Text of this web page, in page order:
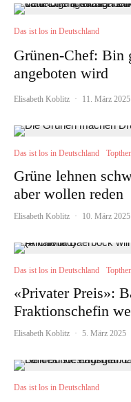
Das ist los in Deutschland
Grünen-Chef: Bin
angeboten wird
Elisabeth Koblitz · 11. März 2025
Das ist los in Deutschland
Grüne lehnen
aber wollen reden
Elisabeth Koblitz · 10. März 2025
Das ist los in Deutschland
«Privater Preis»:
Fraktionschefin
Elisabeth Koblitz · 5. März 2025
Das ist los in Deutschland